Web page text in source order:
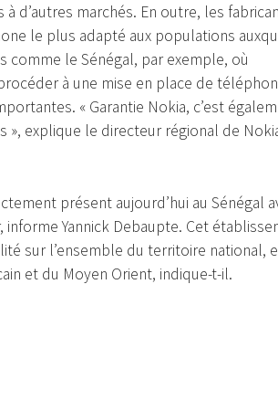
d’autres marchés. En outre, les
le plus adapté aux populations
comme le Sénégal, par exemple, où
à une mise en place de
« Garantie Nokia, c’est
explique le directeur régional de
présent aujourd’hui au Sénégal
informe Yannick Debaupte. Cet
sur l’ensemble du territoire national,
et du Moyen Orient, indique-t-il.